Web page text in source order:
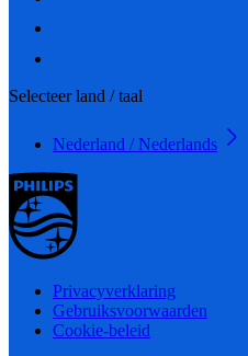
Selecteer land / taal
Nederland / Nederlands
Privacyverklaring
Gebruiksvoorwaarden
Cookie-beleid